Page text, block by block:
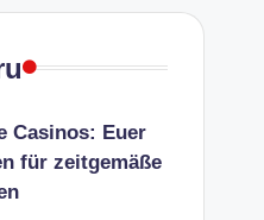
Casinos: Euer
für zeitgemäße